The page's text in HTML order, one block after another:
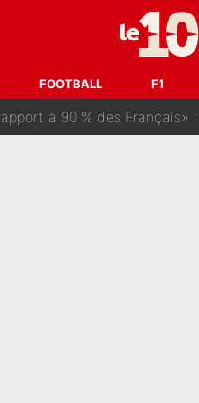
FOOTBALL F1
: Bruno Genesio fait une
en 2027 ? L'IA
90 % des Français» : Voilà